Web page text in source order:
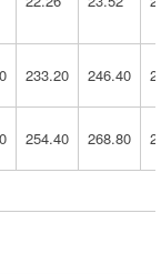
233.20 246.40
254.40 268.80